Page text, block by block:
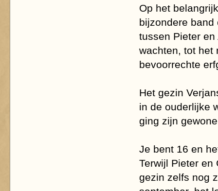
Op het
bijzondere band
tussen Pieter
wachten, tot het
bevoorrechte
Het gezin
in de ouderlijke
ging zijn
Je bent 16 en
Terwijl Pieter en
gezin zelfs nog